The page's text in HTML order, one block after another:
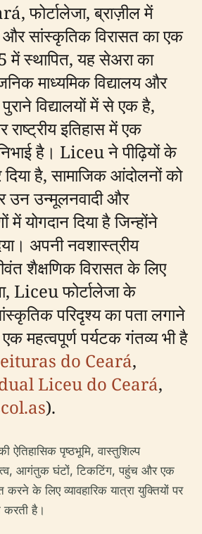
फोर्टालेजा, ब्राज़ील में
और सांस्कृतिक विरासत का एक
स्थापित, यह सेअरा का
माध्यमिक विद्यालय और
विद्यालयों में से एक है,
इतिहास में एक
है। Liceu ने पीढ़ियों के
है, सामाजिक आंदोलनों को
उन उन्मूलनवादी और
योगदान दिया है जिन्होंने
अपनी नवशास्त्रीय
शैक्षणिक विरासत के लिए
Liceu फोर्टालेजा के
परिदृश्य का पता लगाने
महत्वपूर्ण पर्यटक गंतव्य भी है
do Ceará,
Liceu do Ceará,
).
ऐतिहासिक पृष्ठभूमि, वास्तुशिल्प
आगंतुक घंटों, टिकटिंग, पहुंच और एक
के लिए व्यावहारिक यात्रा युक्तियों पर
करती है।